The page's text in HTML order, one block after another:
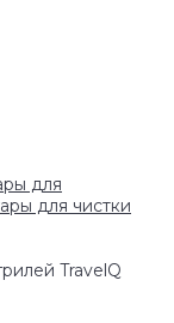
для
для чистки
TravelQ